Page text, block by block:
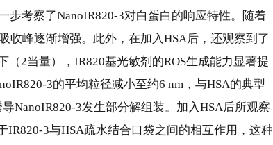
步考察了NanoIR820-3对白蛋白的响应特性。随着
收峰逐渐增强。此外，在加入HSA后，还观察到了
2当量），IR820基光敏剂的ROS生成能力显著提
3的平均粒径减小至约6 nm，与HSA的典型
NanoIR820-3发生部分解组装。加入HSA后所观察
IR820-3与HSA疏水结合口袋之间的相互作用，这种